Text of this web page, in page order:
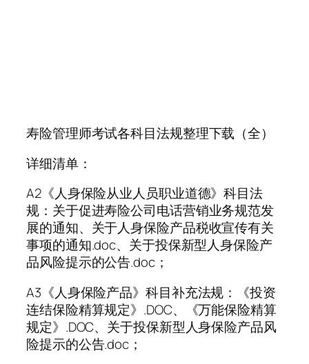
寿险管理师考试各科目法规整理下载（全）
详细清单：
A2《人身保险从业人员职业道德》科目法
规：关于促进寿险公司电话营销业务规范发
展的通知、关于人身保险产品税收宣传有关
事项的通知.doc、关于投保新型人身保险产
品风险提示的公告.doc；
A3《人身保险产品》科目补充法规：《投资
连结保险精算规定》.DOC、《万能保险精算
规定》.DOC、关于投保新型人身保险产品风
险提示的公告.doc；